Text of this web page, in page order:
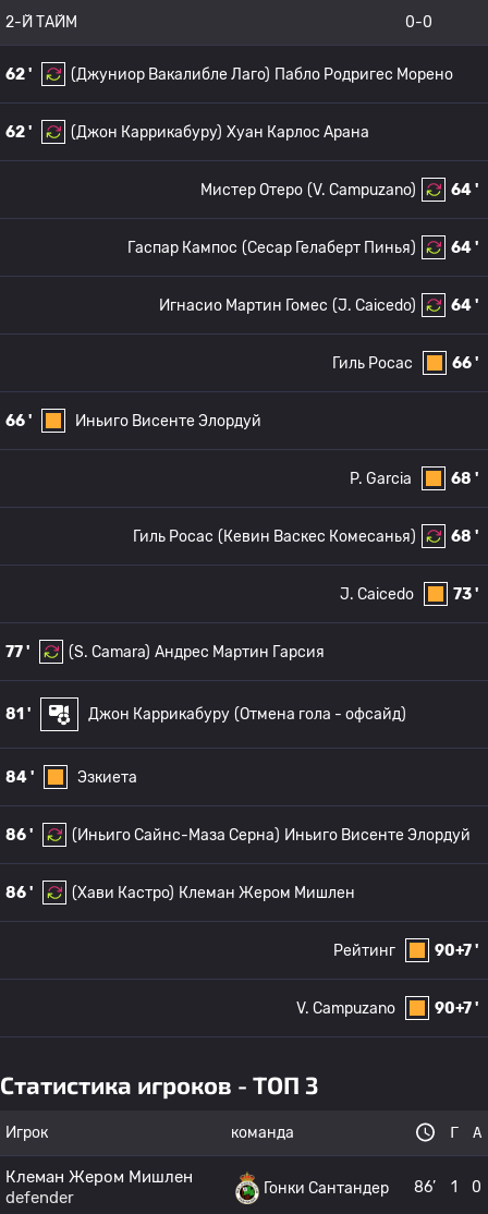
2-Й ТАЙМ 0-0
62 ' (Джуниор Вакалибле Лаго) Пабло Родригес Морено
62 ' (Джон Каррикабуру) Хуан Карлос Арана
64 '
(V. Campuzano)
Мистер Отеро
64 '
(Сесар Гелаберт Пинья)
Гаспар Кампос
64 '
(J. Caicedo)
Игнасио Мартин Гомес
66 '
Гиль Росас
66 ' Иньиго Висенте Элордуй
68 '
P. Garcia
68 '
(Кевин Васкес Комесанья)
Гиль Росас
73 '
J. Caicedo
77 ' (S. Camara) Андрес Мартин Гарсия
81 ' Джон Каррикабуру (Отмена гола - офсайд)
84 ' Эзкиета
86 ' (Иньиго Сайнс-Маза Серна) Иньиго Висенте Элордуй
86 ' (Хави Кастро) Клеман Жером Мишлен
90+7 '
Рейтинг
90+7 '
V. Campuzano
Статистика игроков - ТОП 3
Игрок команда Г А
Клеман Жером Мишлен
defender
Гонки Сантандер 86’ 1 0